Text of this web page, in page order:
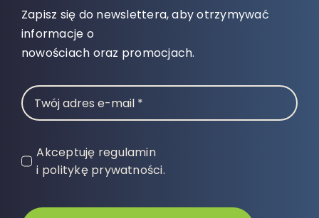
Zapisz się do newslettera, aby otrzymywać
informacje o
nowościach oraz promocjach.
Akceptuję regulamin
i politykę prywatności.